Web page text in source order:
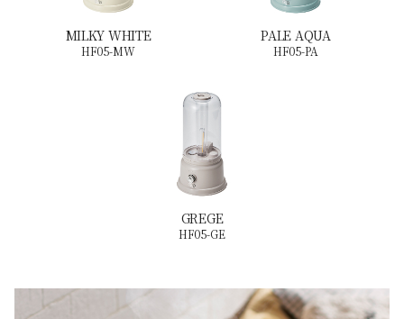
MILKY WHITE
HF05-MW
PALE AQUA
HF05-PA
GREGE
HF05-GE